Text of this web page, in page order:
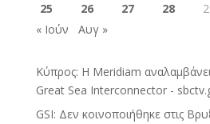
25
26 27 28
« Ιούν
Αυγ »
Κύπρος: Η Meridiam
Great Sea Interconnector -
GSI: Δεν κοινοποιήθηκε στις